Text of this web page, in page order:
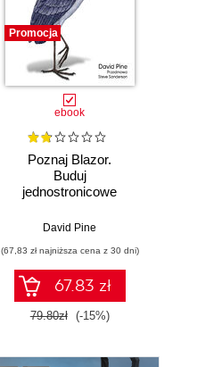
Promocja
ebook
Poznaj Blazor.
Buduj
jednostronicowe
pomocy
David Pine
(67,83 zł najniższa cena z 30 dni)
67.83 zł
79.80zł (-15%)